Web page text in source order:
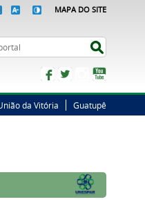
MAPA DO SITE
FacebookTwitterInstagram
da Vitória Guatupê